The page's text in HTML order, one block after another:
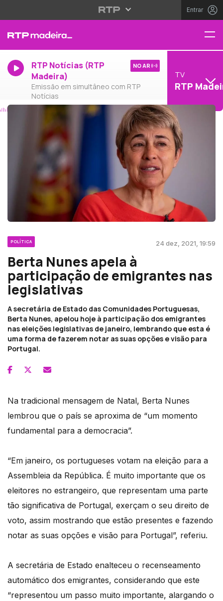
Entrar
RTP Notícias (RTP
Madeira)
Emissão em simultâneo com RTP
Notícias
NO AR
TV
RTP
POLÍTICA 24 dez, 2021, 19:59
Berta Nunes apela à
participação de emigrantes nas
legislativas
A secretária de Estado das Comunidades Portuguesas,
Berta Nunes, apelou hoje à participação dos emigrantes
nas eleições legislativas de janeiro, lembrando que esta é
uma forma de fazerem notar as suas opções e visão para
Portugal.
Na tradicional mensagem de Natal, Berta Nunes
lembrou que o país se aproxima de “um momento
fundamental para a democracia”.
“Em janeiro, os portugueses votam na eleição para a
Assembleia da República. É muito importante que os
eleitores no estrangeiro, que representam uma parte
tão significativa de Portugal, exerçam o seu direito de
voto, assim mostrando que estão presentes e fazendo
notar as suas opções e visão para Portugal”, referiu.
A secretária de Estado enalteceu o recenseamento
automático dos emigrantes, considerando que este
“representou um passo muito importante, alargando o